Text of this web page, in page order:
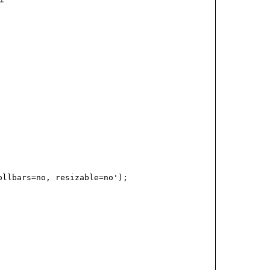
resizable=no');